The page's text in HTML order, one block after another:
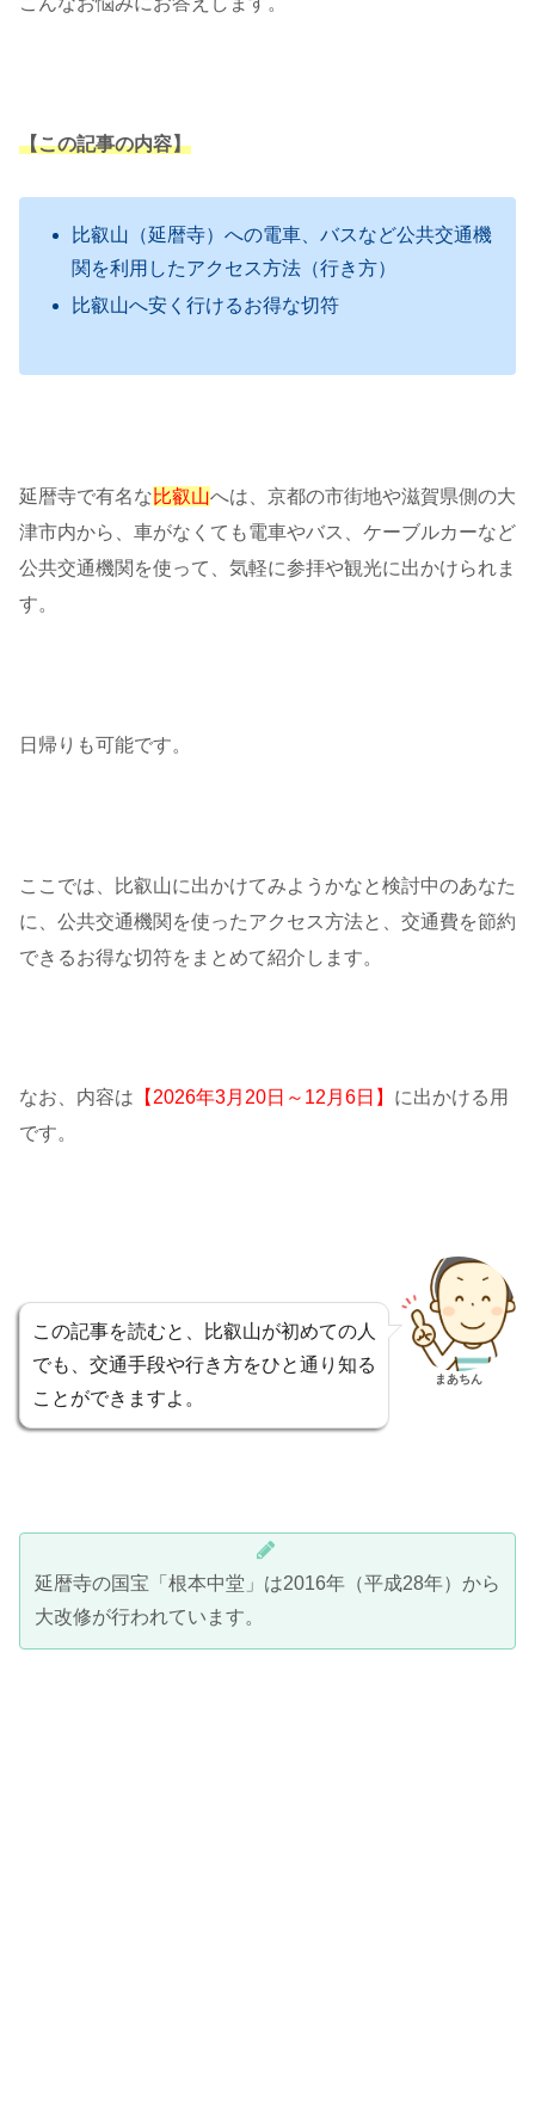
【この記事の内容】
比叡山（延暦寺）への電車、バスなど公共交通機
関を利用したアクセス方法（行き方）
比叡山へ安く行けるお得な切符
延暦寺で有名な比叡山へは、京都の市街地や滋賀県側の大
津市内から、車がなくても電車やバス、ケーブルカーなど
公共交通機関を使って、気軽に参拝や観光に出かけられま
す。
日帰りも可能です。
ここでは、比叡山に出かけてみようかなと検討中のあなた
に、公共交通機関を使ったアクセス方法と、交通費を節約
できるお得な切符をまとめて紹介します。
なお、内容は 【2026年3月20日～12月6日】 に出かける用
です。
この記事を読むと、比叡山が初めての人
でも、交通手段や行き方をひと通り知る
ことができますよ。
まあちん
延暦寺の国宝「根本中堂」は2016年（平成28年）から
大改修が行われています。